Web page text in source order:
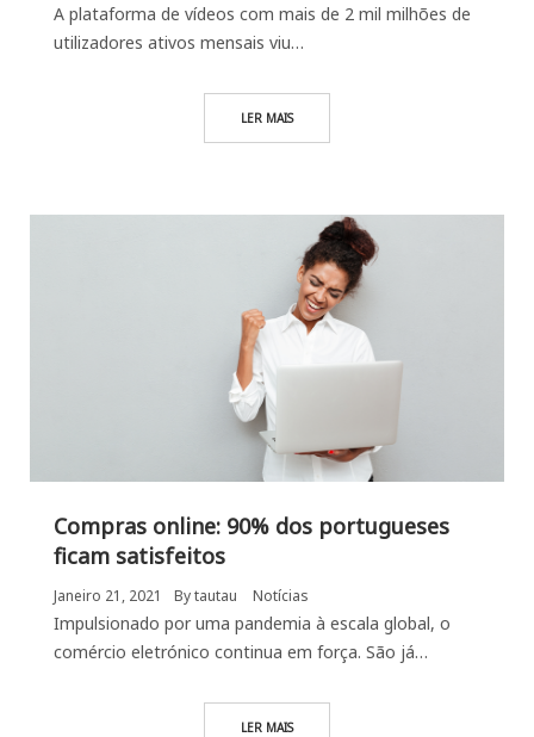
A plataforma de vídeos com mais de 2 mil milhões de
utilizadores ativos mensais viu…
LER MAIS
Compras online: 90% dos portugueses
ficam satisfeitos
Janeiro 21, 2021 Bytautau Notícias
Impulsionado por uma pandemia à escala global, o
comércio eletrónico continua em força. São já…
LER MAIS